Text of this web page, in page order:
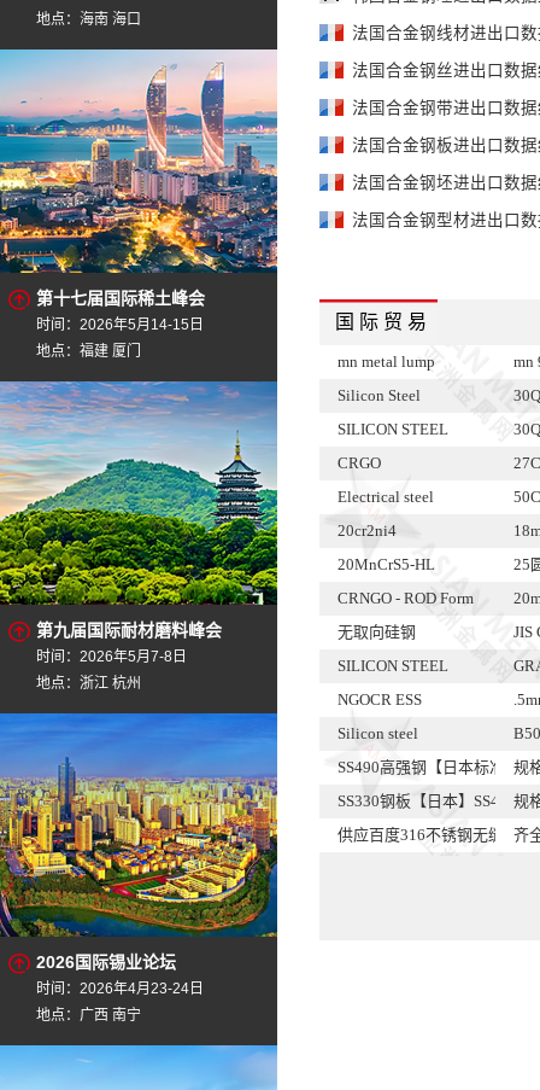
地点：海南 海口
第十七届国际稀土峰会
时间：2026年5月14-15日
地点：福建 厦门
第九届国际耐材磨料峰会
时间：2026年5月7-8日
地点：浙江 杭州
2026国际锡业论坛
时间：2026年4月23-24日
地点：广西 南宁
法国合金钢线材进出口数
法国合金钢丝进出口数据
法国合金钢带进出口数据
法国合金钢板进出口数据
法国合金钢坯进出口数据
法国合金钢型材进出口数
国 际 贸 易
mn metal lump
mn
Silicon Steel
SILICON STEEL
CRGO
Electrical steel
20cr2ni4
20MnCrS5-HL
25
CRNGO - ROD Form
无取向硅钢
JIS
SILICON STEEL
NGOCR ESS
Silicon steel
SS490高强钢【日本标准】规
SS330钢板【日本】SS400标
规
供应百度316不锈钢无缝管齐